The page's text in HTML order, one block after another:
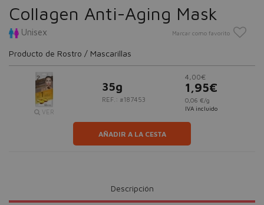
Collagen Anti-Aging Mask
Unisex Marcar como favorito
Producto de Rostro / Mascarillas
VER
35g
REF.: #187453
4,00€
1,95€
0,06 €/g
IVA incluido
AÑADIR A LA CESTA
Descripción